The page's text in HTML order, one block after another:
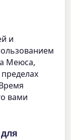
и
Меюса,
вами